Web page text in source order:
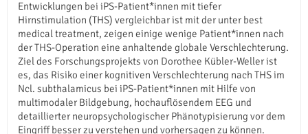
Entwicklungen bei iPS-Patient*innen mit tiefer
Hirnstimulation (THS) vergleichbar ist mit der unter best
medical treatment, zeigen einige wenige Patient*innen nach
der THS-Operation eine anhaltende globale Verschlechterung.
Ziel des Forschungsprojekts von Dorothee Kübler-Weller ist
es, das Risiko einer kognitiven Verschlechterung nach THS im
Ncl. subthalamicus bei iPS-Patient*innen mit Hilfe von
multimodaler Bildgebung, hochauflösendem EEG und
detaillierter neuropsychologischer Phänotypisierung vor dem
Eingriff besser zu verstehen und vorhersagen zu können.